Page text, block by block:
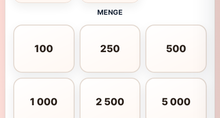
MENGE
100 250 500
1 000 2 500 5 000